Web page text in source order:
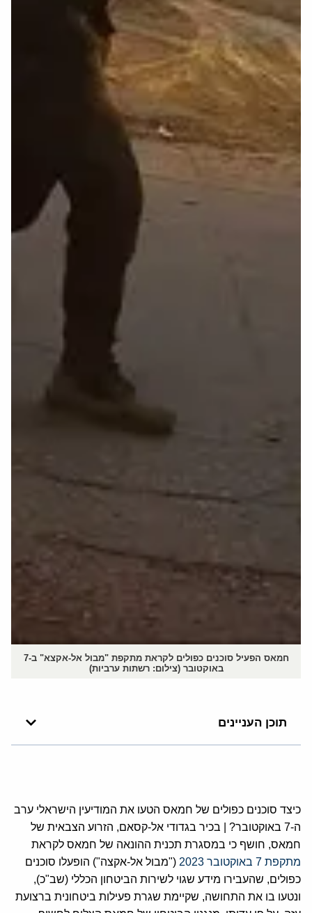
חמאס הפעיל סוכנים כפולים לקראת מתקפת "מבול אל-אקצא" ב-7
באוקטובר (צילום: רשתות ערביות)
תוכן העניינים
כיצד סוכנים כפולים של חמאס הטעו את המודיעין הישראלי ערב
ה-7 באוקטובר? | בכיר בגדודי אל-קסאם, הזרוע הצבאית של
חמאס, חושף כי במסגרת תכנית ההונאה של חמאס לקראת
מתקפת 7 באוקטובר 2023
("מבול אל-אקצה") הופעלו סוכנים
כפולים, שהעבירו מידע שגוי לשירות הביטחון הכללי (שב"כ),
ונטעו בו את התחושה, שקיימת שגרת פעילות ביטחונית ברצועת